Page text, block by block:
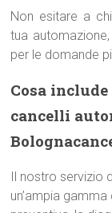
Non esitare a
tua
per le domande
Cosa
cancelli
Il nostro
un’ampia